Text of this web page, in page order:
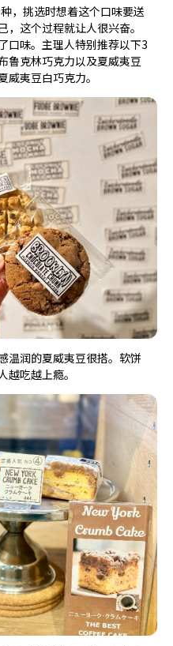
，挑选时想着这个口味要送
这个过程就让人很兴奋。
口味。主理人特别推荐以下3
鲁克林巧克力以及夏威夷豆
夷豆白巧克力。
温润的夏威夷豆很搭。软饼
吃越上瘾。